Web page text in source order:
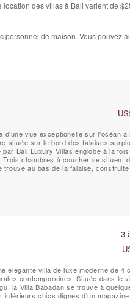
location des villas à Bali varientde
de maison. Vous pouvez
d'une vue exceptionelle sur l'océan à
située sur le bord des falaises
Bali Luxury Villas englobe à la
chambres à coucher se situent
trouve au bas de la falaise,
3
élégante villa de luxe moderne de 4
contemporaines. Située dans le
la Villa Babadan se trouve à